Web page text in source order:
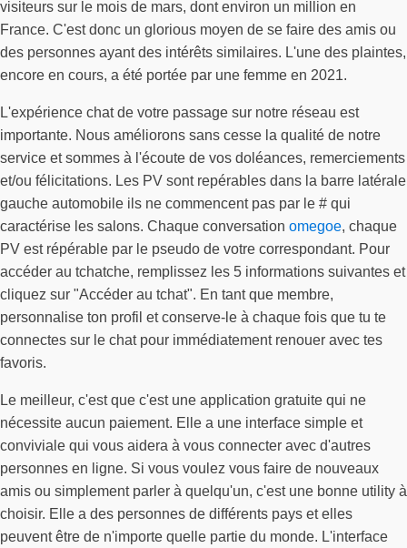
visiteurs sur le mois de mars, dont environ un million en
France. C'est donc un glorious moyen de se faire des amis ou
des personnes ayant des intérêts similaires. L'une des plaintes,
encore en cours, a été portée par une femme en 2021.
L'expérience chat de votre passage sur notre réseau est
importante. Nous améliorons sans cesse la qualité de notre
service et sommes à l'écoute de vos doléances, remerciements
et/ou félicitations. Les PV sont repérables dans la barre latérale
gauche automobile ils ne commencent pas par le # qui
caractérise les salons. Chaque conversation omegoe, chaque
PV est répérable par le pseudo de votre correspondant. Pour
accéder au tchatche, remplissez les 5 informations suivantes et
cliquez sur "Accéder au tchat". En tant que membre,
personnalise ton profil et conserve-le à chaque fois que tu te
connectes sur le chat pour immédiatement renouer avec tes
favoris.
Le meilleur, c'est que c'est une application gratuite qui ne
nécessite aucun paiement. Elle a une interface simple et
conviviale qui vous aidera à vous connecter avec d'autres
personnes en ligne. Si vous voulez vous faire de nouveaux
amis ou simplement parler à quelqu'un, c'est une bonne utility à
choisir. Elle a des personnes de différents pays et elles
peuvent être de n'importe quelle partie du monde. L'interface